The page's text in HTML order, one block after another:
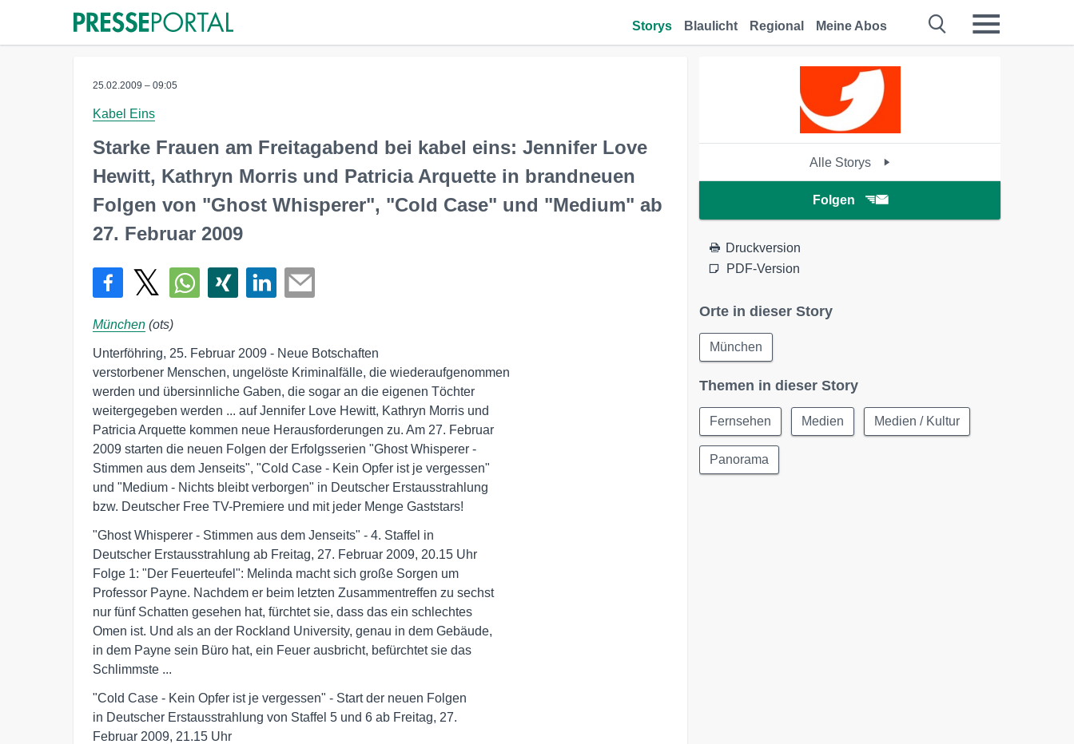
Storys Blaulicht Regional Meine Abos
25.02.2009 – 09:05
Kabel Eins
Starke Frauen am Freitagabend bei kabel eins: Jennifer Love
Hewitt, Kathryn Morris und Patricia Arquette in brandneuen
Folgen von "Ghost Whisperer", "Cold Case" und "Medium" ab
27. Februar 2009
München (ots)
Unterföhring, 25. Februar 2009 - Neue Botschaften
verstorbener Menschen, ungelöste Kriminalfälle, die wiederaufgenommen
werden und übersinnliche Gaben, die sogar an die eigenen Töchter
weitergegeben werden ... auf Jennifer Love Hewitt, Kathryn Morris und
Patricia Arquette kommen neue Herausforderungen zu. Am 27. Februar
2009 starten die neuen Folgen der Erfolgsserien "Ghost Whisperer -
Stimmen aus dem Jenseits", "Cold Case - Kein Opfer ist je vergessen"
und "Medium - Nichts bleibt verborgen" in Deutscher Erstausstrahlung
bzw. Deutscher Free TV-Premiere und mit jeder Menge Gaststars!
"Ghost Whisperer - Stimmen aus dem Jenseits" - 4. Staffel in
Deutscher Erstausstrahlung ab Freitag, 27. Februar 2009, 20.15 Uhr
Folge 1: "Der Feuerteufel": Melinda macht sich große Sorgen um
Professor Payne. Nachdem er beim letzten Zusammentreffen zu sechst
nur fünf Schatten gesehen hat, fürchtet sie, dass das ein schlechtes
Omen ist. Und als an der Rockland University, genau in dem Gebäude,
in dem Payne sein Büro hat, ein Feuer ausbricht, befürchtet sie das
Schlimmste ...
"Cold Case - Kein Opfer ist je vergessen" - Start der neuen Folgen
in Deutscher Erstausstrahlung von Staffel 5 und 6 ab Freitag, 27.
Februar 2009, 21.15 Uhr
Alle Storys
Folgen
Druckversion
PDF-Version
Orte in dieser Story
München
Themen in dieser Story
Fernsehen Medien Medien / Kultur
Panorama